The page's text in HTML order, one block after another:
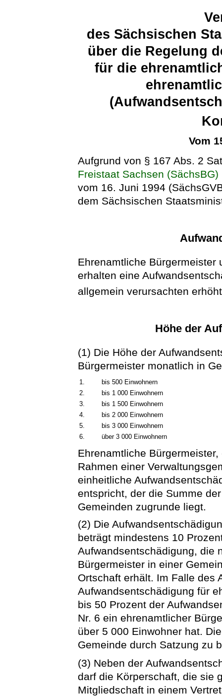
des Sächsischen
über die Regelung
für die
Vom
Aufgrund von § 167 Abs. 2
Freistaat Sachsen (SächsBG)
vom 16. Juni 1994
dem Sächsischen
Ehrenamtliche Bürgermeister
erhalten eine
allgemein verursachten
Höhe der
(1) Die Höhe der
Bürgermeister monatlich in
1.
bis 500 Einwohnern
2.
bis 1 000 Einwohnern
3.
bis 1 500 Einwohnern
4.
bis 2 000 Einwohnern
5.
bis 3 000 Einwohnern
6.
über 3 000 Einwohnern
Ehrenamtliche
Rahmen einer
einheitliche
entspricht, der die Summe
Gemeinden zugrunde liegt.
(2) Die
beträgt mindestens 10
Aufwandsentschädigung, die
Bürgermeister in einer
Ortschaft erhält. Im Falle des
Aufwandsentschädigung für
bis 50 Prozent der
Nr. 6 ein ehrenamtlicher
über 5 000 Einwohner hat.
Gemeinde durch Satzung zu
(3) Neben der
darf die Körperschaft, die sie
Mitgliedschaft in einem